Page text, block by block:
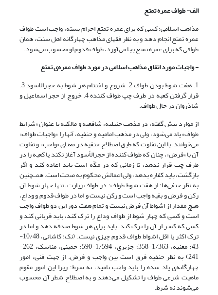
الف- طواف عمره تمتع
مذاهب اسلامی: کسی که برای عمره تمتع احرام بسته، واجب است طواف
عمره تمتع انجام دهد و به نظر فقهای مذاهب چهارگانه اهل سنت، همان
طوافی که برای عمره تمتع بجا می‌آورد، طواف قدوم او محسوب می‌شود.
- واجبات مورد اتفاق مذاهب اسلامی در مورد طواف عمره‌ی تمتع
1. هفت شوط بودن طواف 2. شروع و اختتام هر شوط به حجرالاسود 3.
قرار گرفتن کعبه در طرف چپ طواف کننده 4. خروج از حجر اسماعیل و
شاذروان در حال طواف.
از موارد پیش گفته، در مذهب حنبلیه، شافعیه و مالکیه با عنوان «شرایط
طواف» یاد می‌شود، ولی در مذهب امامیه و حنفیه، آنها را «واجبات طواف»
می‌خوانند. با این تفاوت که طبق اصطلاح حنفیه در معنای «واجب» و تفاوت
آن با «فرض»، چنان که طواف کننده از حجرالأسود آغاز نکند یا کعبه را در
طرف چپ قرار ندهد، تا زمانی که در مکّه است باید اعاده کند و اگر
بازگشت، باید کفاره بدهد، ولی اعمالش محکوم به صحت است. همــچنین
به نظر حنفی‌ها؛ از هفت شوط طواف؛ در طواف زیارت، تنها چهار شوط آن
رکن و فرض و بقیه واجب است و رکن نیست و اما در طواف قدوم و وداع،
هیچ مقدار از اشواط آن فرض نیست و تمام هفت دور این دو طواف واجب
است و کسی که چهار شوط از طواف وداع را ترک کند، باید قربانی کند و
کسی که کمتر از آن را ترک کند، باید برای هر شوط صدقه دهد و اما در
ترک اکثر یا اقل اشواط طواف قدوم چیزی نیست. (نک: کاشانی، 10/48-
43؛ مغنیه، 1/363-358؛ جزیری، 1/594-590؛ خمینی، مناسک، 262-
241) به نظر حنفیه فرق است بین واجب و فرض. از جهت فنی، امور
چهارگانه‌ی یاد شده را باید واجب نامید، نه شرط؛ زیرا این امور مقوم
ماهیت شرعی طواف را تشکیل می‌دهند و به اصطلاح شطر آن محسوب
می‌شوند نه شرط.